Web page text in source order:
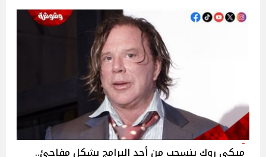
ميكي روك ينسحب من أحد البرامج بشكل مفاجئ..